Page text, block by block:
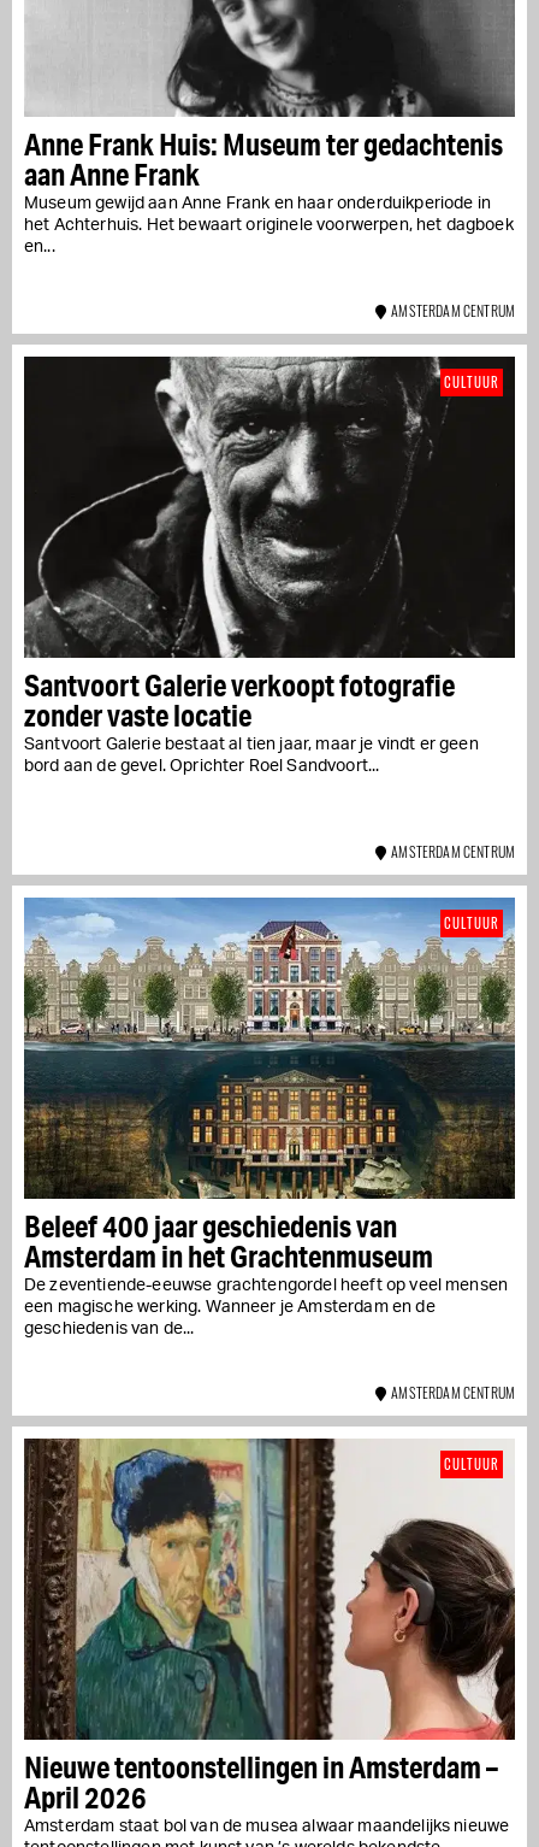
Anne Frank Huis: Museum ter gedachtenis
aan Anne Frank
Museum gewijd aan Anne Frank en haar onderduikperiode in
het Achterhuis. Het bewaart originele voorwerpen, het dagboek
en...
AMSTERDAM CENTRUM
Santvoort Galerie verkoopt fotografie
zonder vaste locatie
Santvoort Galerie bestaat al tien jaar, maar je vindt er geen
bord aan de gevel. Oprichter Roel Sandvoort...
CULTUUR
AMSTERDAM CENTRUM
Beleef 400 jaar geschiedenis van
Amsterdam in het Grachtenmuseum
De zeventiende-eeuwse grachtengordel heeft op veel mensen
een magische werking. Wanneer je Amsterdam en de
geschiedenis van de...
CULTUUR
AMSTERDAM CENTRUM
Nieuwe tentoonstellingen in Amsterdam –
April 2026
Amsterdam staat bol van de musea alwaar maandelijks nieuwe
CULTUUR